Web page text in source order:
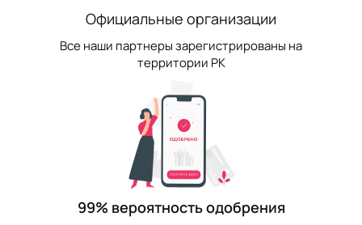
Официальные организации
Все наши партнеры зарегистрированы на
территории РК
99% вероятность одобрения